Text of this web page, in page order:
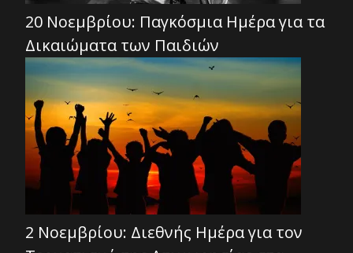
20 Νοεμβρίου: Παγκόσμια Ημέρα για τα
Δικαιώματα των Παιδιών
2 Νοεμβρίου: Διεθνής Ημέρα για τον